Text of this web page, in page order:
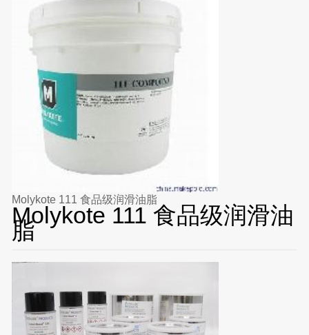
Molykote 111 食品级润滑油脂
Molykote 111 食品级润滑油
脂